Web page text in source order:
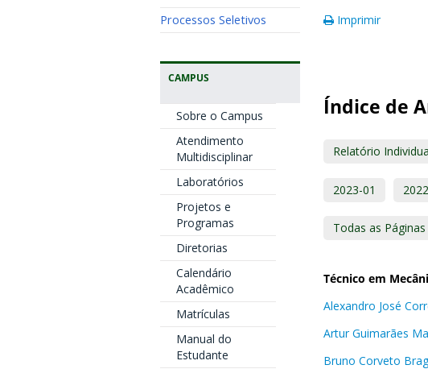
Processos Seletivos
CAMPUS
Sobre o Campus
Atendimento
Multidisciplinar
Laboratórios
Projetos e
Programas
Diretorias
Calendário
Acadêmico
Matrículas
Manual do
Estudante
Imprimir
Índice de
Relatório
2023-01
Todas as Páginas
Técnico em
Alexandro José
Artur Guimarães
Bruno Corveto